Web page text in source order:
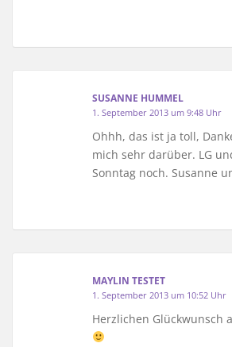
SUSANNE HUMMEL
1. September 2013 um 9:48 Uhr
Ohhh, das ist ja toll,
mich sehr darüber. LG
Sonntag noch. Susanne
MAYLIN TESTET
1. September 2013 um 10:52 Uhr
Herzlichen Glückwunsch